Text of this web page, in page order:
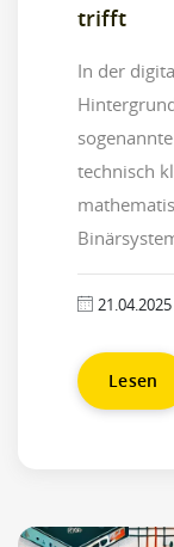
trifft
In der
technisch
21.04.2025
Lesen